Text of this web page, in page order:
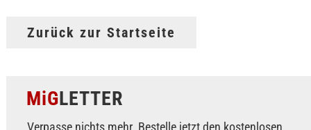
Zurück zur Startseite
MiGLETTER
Verpasse nichts mehr. Bestelle jetzt den kostenlosen